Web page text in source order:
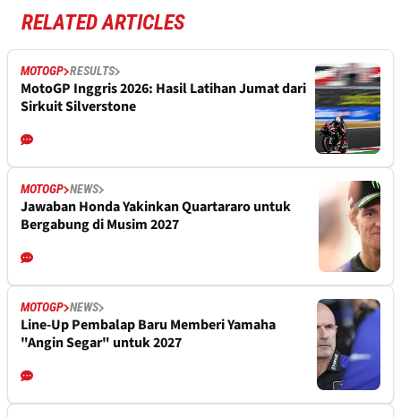
RELATED ARTICLES
MOTOGP RESULTS
MotoGP Inggris 2026: Hasil Latihan Jumat dari
Sirkuit Silverstone
MOTOGP NEWS
Jawaban Honda Yakinkan Quartararo untuk
Bergabung di Musim 2027
MOTOGP NEWS
Line-Up Pembalap Baru Memberi Yamaha
"Angin Segar" untuk 2027